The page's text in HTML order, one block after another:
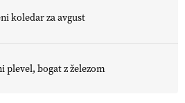
koledar za avgust
plevel, bogat z železom